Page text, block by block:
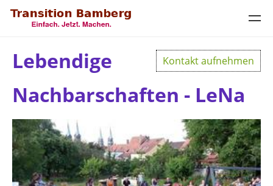
Kontakt aufnehmen
Lebendige
Nachbarschaften - LeNa